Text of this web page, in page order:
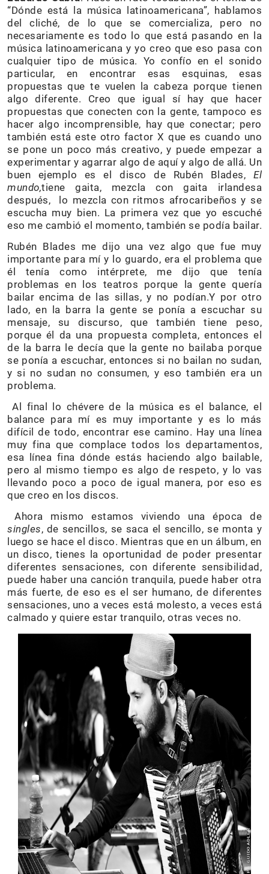
“Dónde está la música latinoamericana”, hablamos
del cliché, de lo que se comercializa, pero no
necesariamente es todo lo que está pasando en la
música latinoamericana y yo creo que eso pasa con
cualquier tipo de música. Yo confío en el sonido
particular, en encontrar esas esquinas, esas
propuestas que te vuelen la cabeza porque tienen
algo diferente. Creo que igual sí hay que hacer
propuestas que conecten con la gente, tampoco es
hacer algo incomprensible, hay que conectar; pero
también está este otro factor X que es cuando uno
se pone un poco más creativo, y puede empezar a
experimentar y agarrar algo de aquí y algo de allá. Un
buen ejemplo es el disco de Rubén Blades, El
mundo,tiene gaita, mezcla con gaita irlandesa
después, lo mezcla con ritmos afrocaribeños y se
escucha muy bien. La primera vez que yo escuché
eso me cambió el momento, también se podía bailar.
Rubén Blades me dijo una vez algo que fue muy
importante para mí y lo guardo, era el problema que
él tenía como intérprete, me dijo que tenía
problemas en los teatros porque la gente quería
bailar encima de las sillas, y no podían.Y por otro
lado, en la barra la gente se ponía a escuchar su
mensaje, su discurso, que también tiene peso,
porque él da una propuesta completa, entonces el
de la barra le decía que la gente no bailaba porque
se ponía a escuchar, entonces si no bailan no sudan,
y si no sudan no consumen, y eso también era un
problema.
Al final lo chévere de la música es el balance, el
balance para mí es muy importante y es lo más
difícil de todo, encontrar ese camino. Hay una línea
muy fina que complace todos los departamentos,
esa línea fina dónde estás haciendo algo bailable,
pero al mismo tiempo es algo de respeto, y lo vas
llevando poco a poco de igual manera, por eso es
que creo en los discos.
Ahora mismo estamos viviendo una época de
singles, de sencillos, se saca el sencillo, se monta y
luego se hace el disco. Mientras que en un álbum, en
un disco, tienes la oportunidad de poder presentar
diferentes sensaciones, con diferente sensibilidad,
puede haber una canción tranquila, puede haber otra
más fuerte, de eso es el ser humano, de diferentes
sensaciones, uno a veces está molesto, a veces está
calmado y quiere estar tranquilo, otras veces no.